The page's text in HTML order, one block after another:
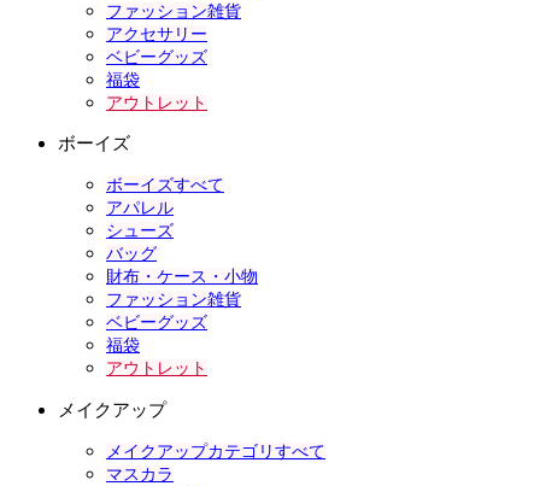
ファッション雑貨
アクセサリー
ベビーグッズ
福袋
アウトレット
ボーイズ
ボーイズすべて
アパレル
シューズ
バッグ
財布・ケース・小物
ファッション雑貨
ベビーグッズ
福袋
アウトレット
メイクアップ
メイクアップカテゴリすべて
マスカラ